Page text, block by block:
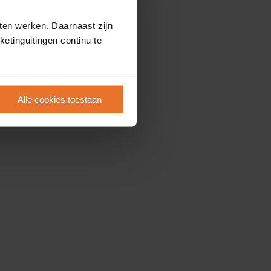
werken. Daarnaast zijn
continu te
Alle cookies toestaan